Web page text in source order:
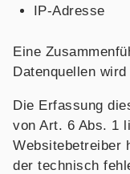
IP-Adresse
Eine
Datenquellen
Die Erfassung
von Art. 6 Abs. 1
Websitebetreiber
der technisch